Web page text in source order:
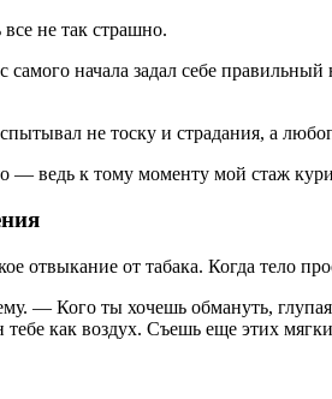
не так страшно.
начала задал себе
не тоску и страдания, а
— ведь к тому моменту мой стаж
отвыкание от табака. Когда тело
— Кого ты хочешь обмануть,
тебе как воздух. Съешь еще этих